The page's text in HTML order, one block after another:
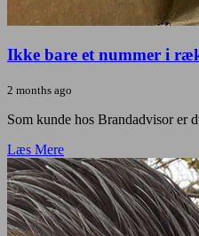
Ikke bare et nummer i
2 months ago
Som kunde hos Brandadvisor er
Læs Mere